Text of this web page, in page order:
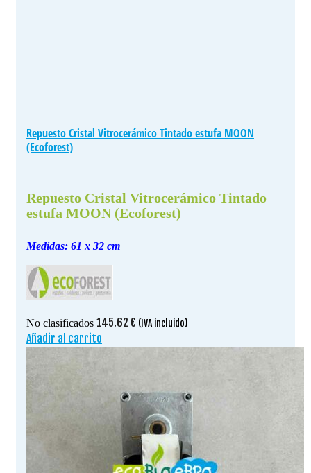
Repuesto Cristal Vitrocerámico Tintado estufa MOON
(Ecoforest)
Repuesto Cristal Vitrocerámico Tintado
estufa MOON (Ecoforest)
Medidas: 61 x 32 cm
No clasificados 145.62 € (IVA incluido)
Añadir al carrito